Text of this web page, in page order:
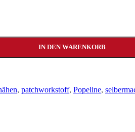
IN DEN WARENKORB
, patchworkstoff, Popeline,